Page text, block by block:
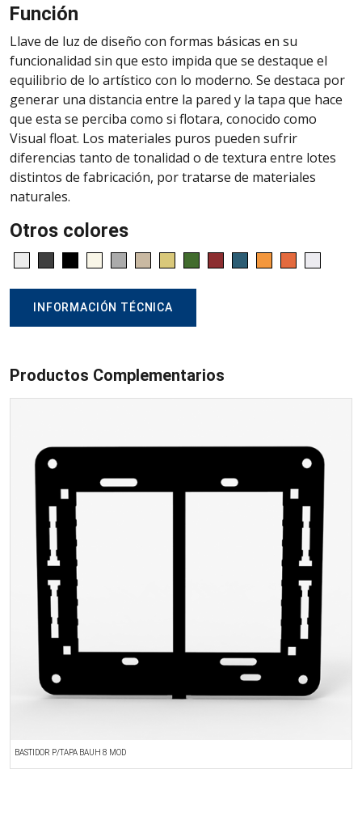
Función
Llave de luz de diseño con formas básicas en su
funcionalidad sin que esto impida que se destaque el
equilibrio de lo artístico con lo moderno. Se destaca por
generar una distancia entre la pared y la tapa que hace
que esta se perciba como si flotara, conocido como
Visual float. Los materiales puros pueden sufrir
diferencias tanto de tonalidad o de textura entre lotes
distintos de fabricación, por tratarse de materiales
naturales.
Otros colores
INFORMACIÓN TÉCNICA
Productos Complementarios
BASTIDOR P/TAPA BAUH 8 MOD